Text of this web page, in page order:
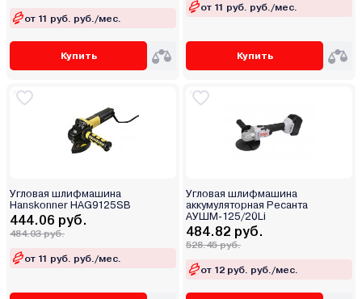
от 11 руб. руб./мес.
Купить
от 11 руб. руб./мес.
Купить
Угловая шлифмашина
Hanskonner HAG9125SB
444.06 руб.
484.03 руб.
от 11 руб. руб./мес.
Угловая шлифмашина
аккумуляторная Ресанта
АУШМ-125/20Li
484.82 руб.
528.45 руб.
от 12 руб. руб./мес.